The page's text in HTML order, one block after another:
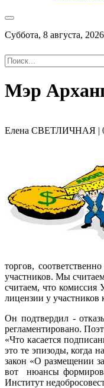
Суббота, 8 августа, 2026
Мэр
Елена СВЕТЛИЧНАЯ |
торгов,
участников. Мы
считаем, что комиссия
лицензии у участников
Он подтвердил -
регламентировано.
«Что касается
это те эпизоды, когда
закон «О размещении
вот нюансы
Институт